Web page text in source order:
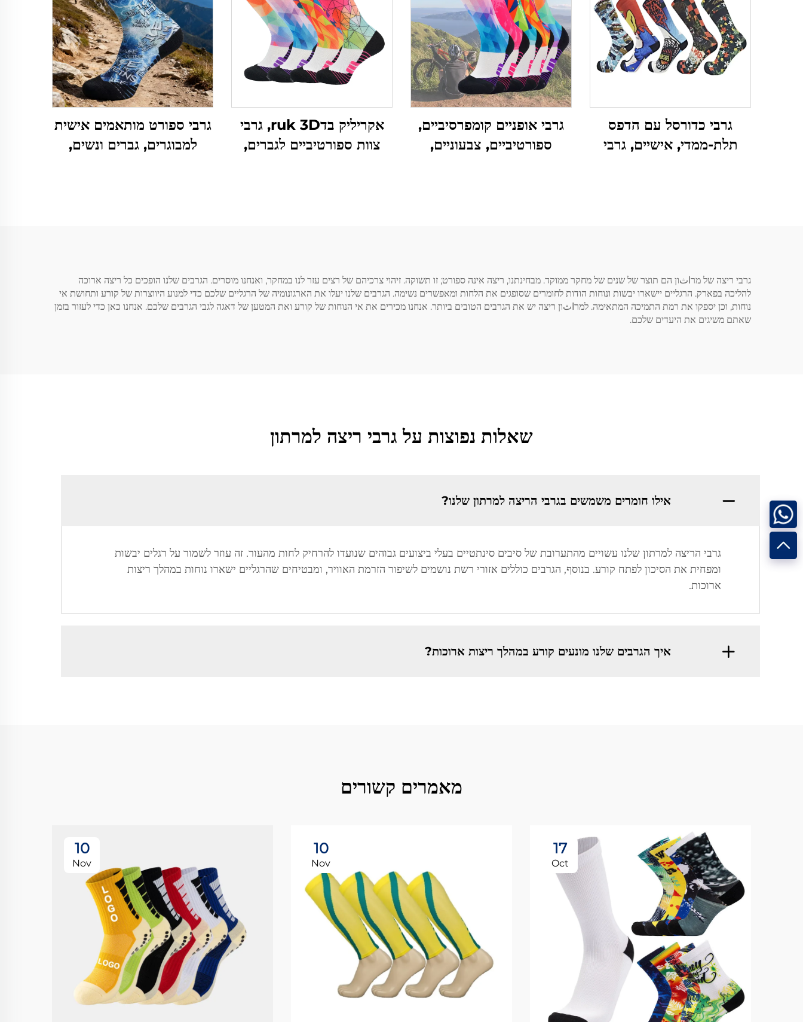
גרבי כדורסל עם הדפס
תלת-ממדי, אישיים, גרבי
גרבי אופניים קומפרסיביים,
ספורטיביים, צבעוניים,
אקריליק בדruk 3D, גרבי
צוות ספורטיביים לגברים,
גרבי ספורט מותאמים אישית
למבוגרים, גברים ונשים,
גרבי ריצה של מרاثון הם תוצר של שנים של מחקר ממוקד. מבחינתנו, ריצה אינה ספורט; זו תשוקה. זיהוי צרכיהם של רצים עזר לנו במחקר, ואנחנו מוסרים. הגרבים שלנו הופכים כל ריצה ארוכה
להליכה בפארק. הרגליים יישארו יבשות ונוחות הודות לחומרים שסופגים את הלחות ומאפשרים נשימה. הגרבים שלנו יעלו את הארגונומיה של הרגליים שלכם כדי למנוע היווצרות של קורע ותחושת אי
נוחות, וכן יספקו את רמת התמיכה המתאימה. למרاثון ריצה יש את הגרבים הטובים ביותר. אנחנו מכירים את אי הנוחות של קורע ואת המטען של דאגה לגבי הגרבים שלכם. אנחנו כאן כדי לעזור בזמן
שאתם משיגים את היעדים שלכם.
שאלות נפוצות על גרבי ריצה למרתון
אילו חומרים משמשים בגרבי הריצה למרתון שלנו?
גרבי הריצה למרתון שלנו עשויים מהתערובת של סיבים סינתטיים בעלי ביצועים גבוהים שנועדו להרחיק לחות מהעור. זה עוזר לשמור על רגלים יבשות
ומפחית את הסיכון לפתח קורע. בנוסף, הגרבים כוללים אזורי רשת נושמים לשיפור הזרמת האוויר, ומבטיחים שהרגליים ישארו נוחות במהלך ריצות
ארוכות.
איך הגרבים שלנו מונעים קורע במהלך ריצות ארוכות?
מאמרים קשורים
17
Oct
10
Nov
10
Nov